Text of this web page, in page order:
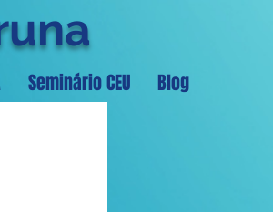
Seminário CEU Blog